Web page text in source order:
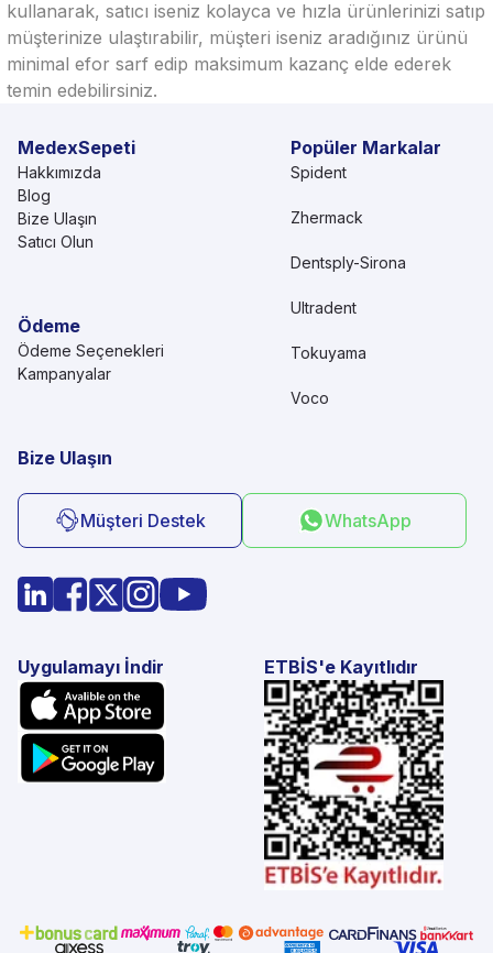
kullanarak, satıcı iseniz kolayca ve hızla ürünlerinizi satıp
müşterinize ulaştırabilir, müşteri iseniz aradığınız ürünü
minimal efor sarf edip maksimum kazanç elde ederek
temin edebilirsiniz.
MedexSepeti
Hakkımızda
Blog
Bize Ulaşın
Satıcı Olun
Ödeme
Ödeme Seçenekleri
Kampanyalar
Popüler Markalar
Spident
Zhermack
Dentsply-Sirona
Ultradent
Tokuyama
Voco
Bize Ulaşın
Müşteri Destek WhatsApp
Uygulamayı İndir ETBİS'e Kayıtlıdır